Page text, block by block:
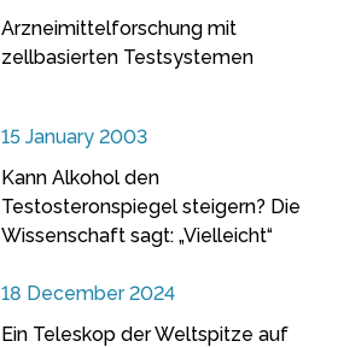
Arzneimittelforschung mit
zellbasierten Testsystemen
15 January 2003
Kann Alkohol den
Testosteronspiegel steigern? Die
Wissenschaft sagt: „Vielleicht“
18 December 2024
Ein Teleskop der Weltspitze auf